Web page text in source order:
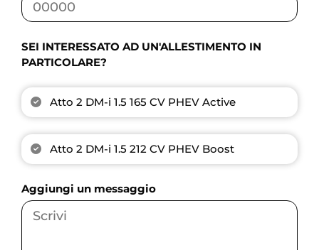
SEI INTERESSATO AD UN'ALLESTIMENTO IN
PARTICOLARE?
Atto 2 DM-i 1.5 165 CV PHEV Active
Atto 2 DM-i 1.5 212 CV PHEV Boost
Aggiungi un messaggio